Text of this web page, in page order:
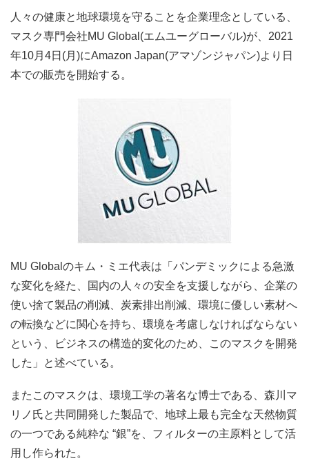
人々の健康と地球環境を守ることを企業理念としている、
マスク専門会社MU Global(エムユーグローバル)が、2021
年10月4日(月)にAmazon Japan(アマゾンジャパン)より日
本での販売を開始する。
MU Globalのキム・ミエ代表は「パンデミックによる急激
な変化を経た、国内の人々の安全を支援しながら、企業の
使い捨て製品の削減、炭素排出削減、環境に優しい素材へ
の転換などに関心を持ち、環境を考慮しなければならない
という、ビジネスの構造的変化のため、このマスクを開発
した」と述べている。
またこのマスクは、環境工学の著名な博士である、森川マ
リノ氏と共同開発した製品で、地球上最も完全な天然物質
の一つである純粋な “銀”を、フィルターの主原料として活
用し作られた。